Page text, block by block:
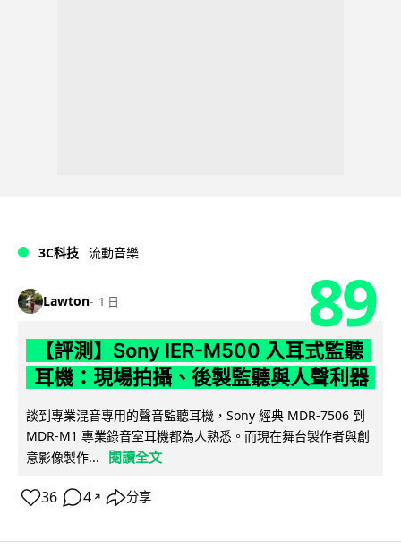
3C科技 流動音樂
Lawton 1 日 89
【評測】Sony IER-M500 入耳式監聽
耳機：現場拍攝、後製監聽與人聲利器
談到專業混音專用的聲音監聽耳機，Sony 經典 MDR-7506 到
MDR-M1 專業錄音室耳機都為人熟悉。而現在舞台製作者與創
意影像製作...
閱讀全文
36 4 ↗ 分享